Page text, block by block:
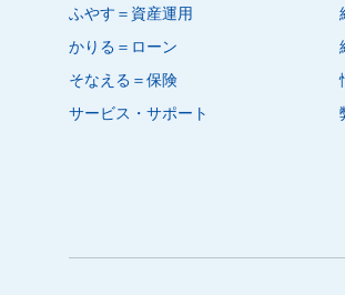
ふやす＝資産運用
かりる＝ローン
そなえる＝保険
サービス・サポート